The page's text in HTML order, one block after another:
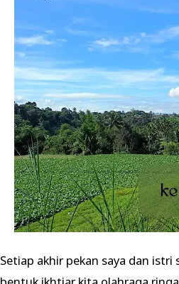
Setiap akhir pekan saya dan